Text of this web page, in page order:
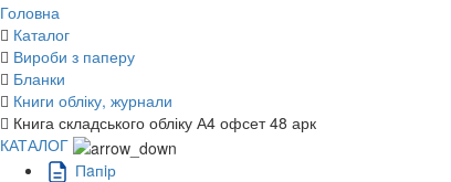
Головна
Каталог
Вироби з паперу
Бланки
Книги обліку, журнали
Книга складського обліку А4 офсет 48 арк
КАТАЛОГ
Пaпiр